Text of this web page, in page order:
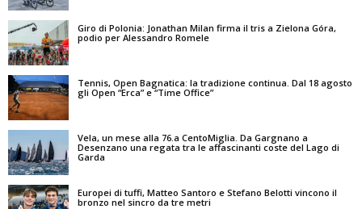
Giro di Polonia: Jonathan Milan firma il tris a Zielona Góra,
podio per Alessandro Romele
Tennis, Open Bagnatica: la tradizione continua. Dal 18 agosto
gli Open “Erca” e “Time Office”
Vela, un mese alla 76.a CentoMiglia. Da Gargnano a
Desenzano una regata tra le affascinanti coste del Lago di
Garda
Europei di tuffi, Matteo Santoro e Stefano Belotti vincono il
bronzo nel sincro da tre metri